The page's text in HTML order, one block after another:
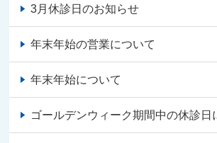
3月休診日のお知らせ
年末年始の営業について
年末年始について
ゴールデンウィーク期間中の休診日